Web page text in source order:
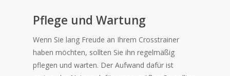
Pflege und Wartung
Wenn Sie lang Freude an Ihrem Crosstrainer
haben möchten, sollten Sie ihn regelmäßig
pflegen und warten. Der Aufwand dafür ist